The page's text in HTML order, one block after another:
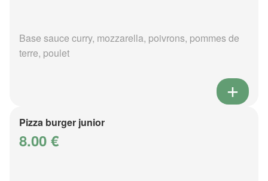
Base sauce curry, mozzarella, poivrons, pommes de
terre, poulet
Pizza burger junior
8.00 €